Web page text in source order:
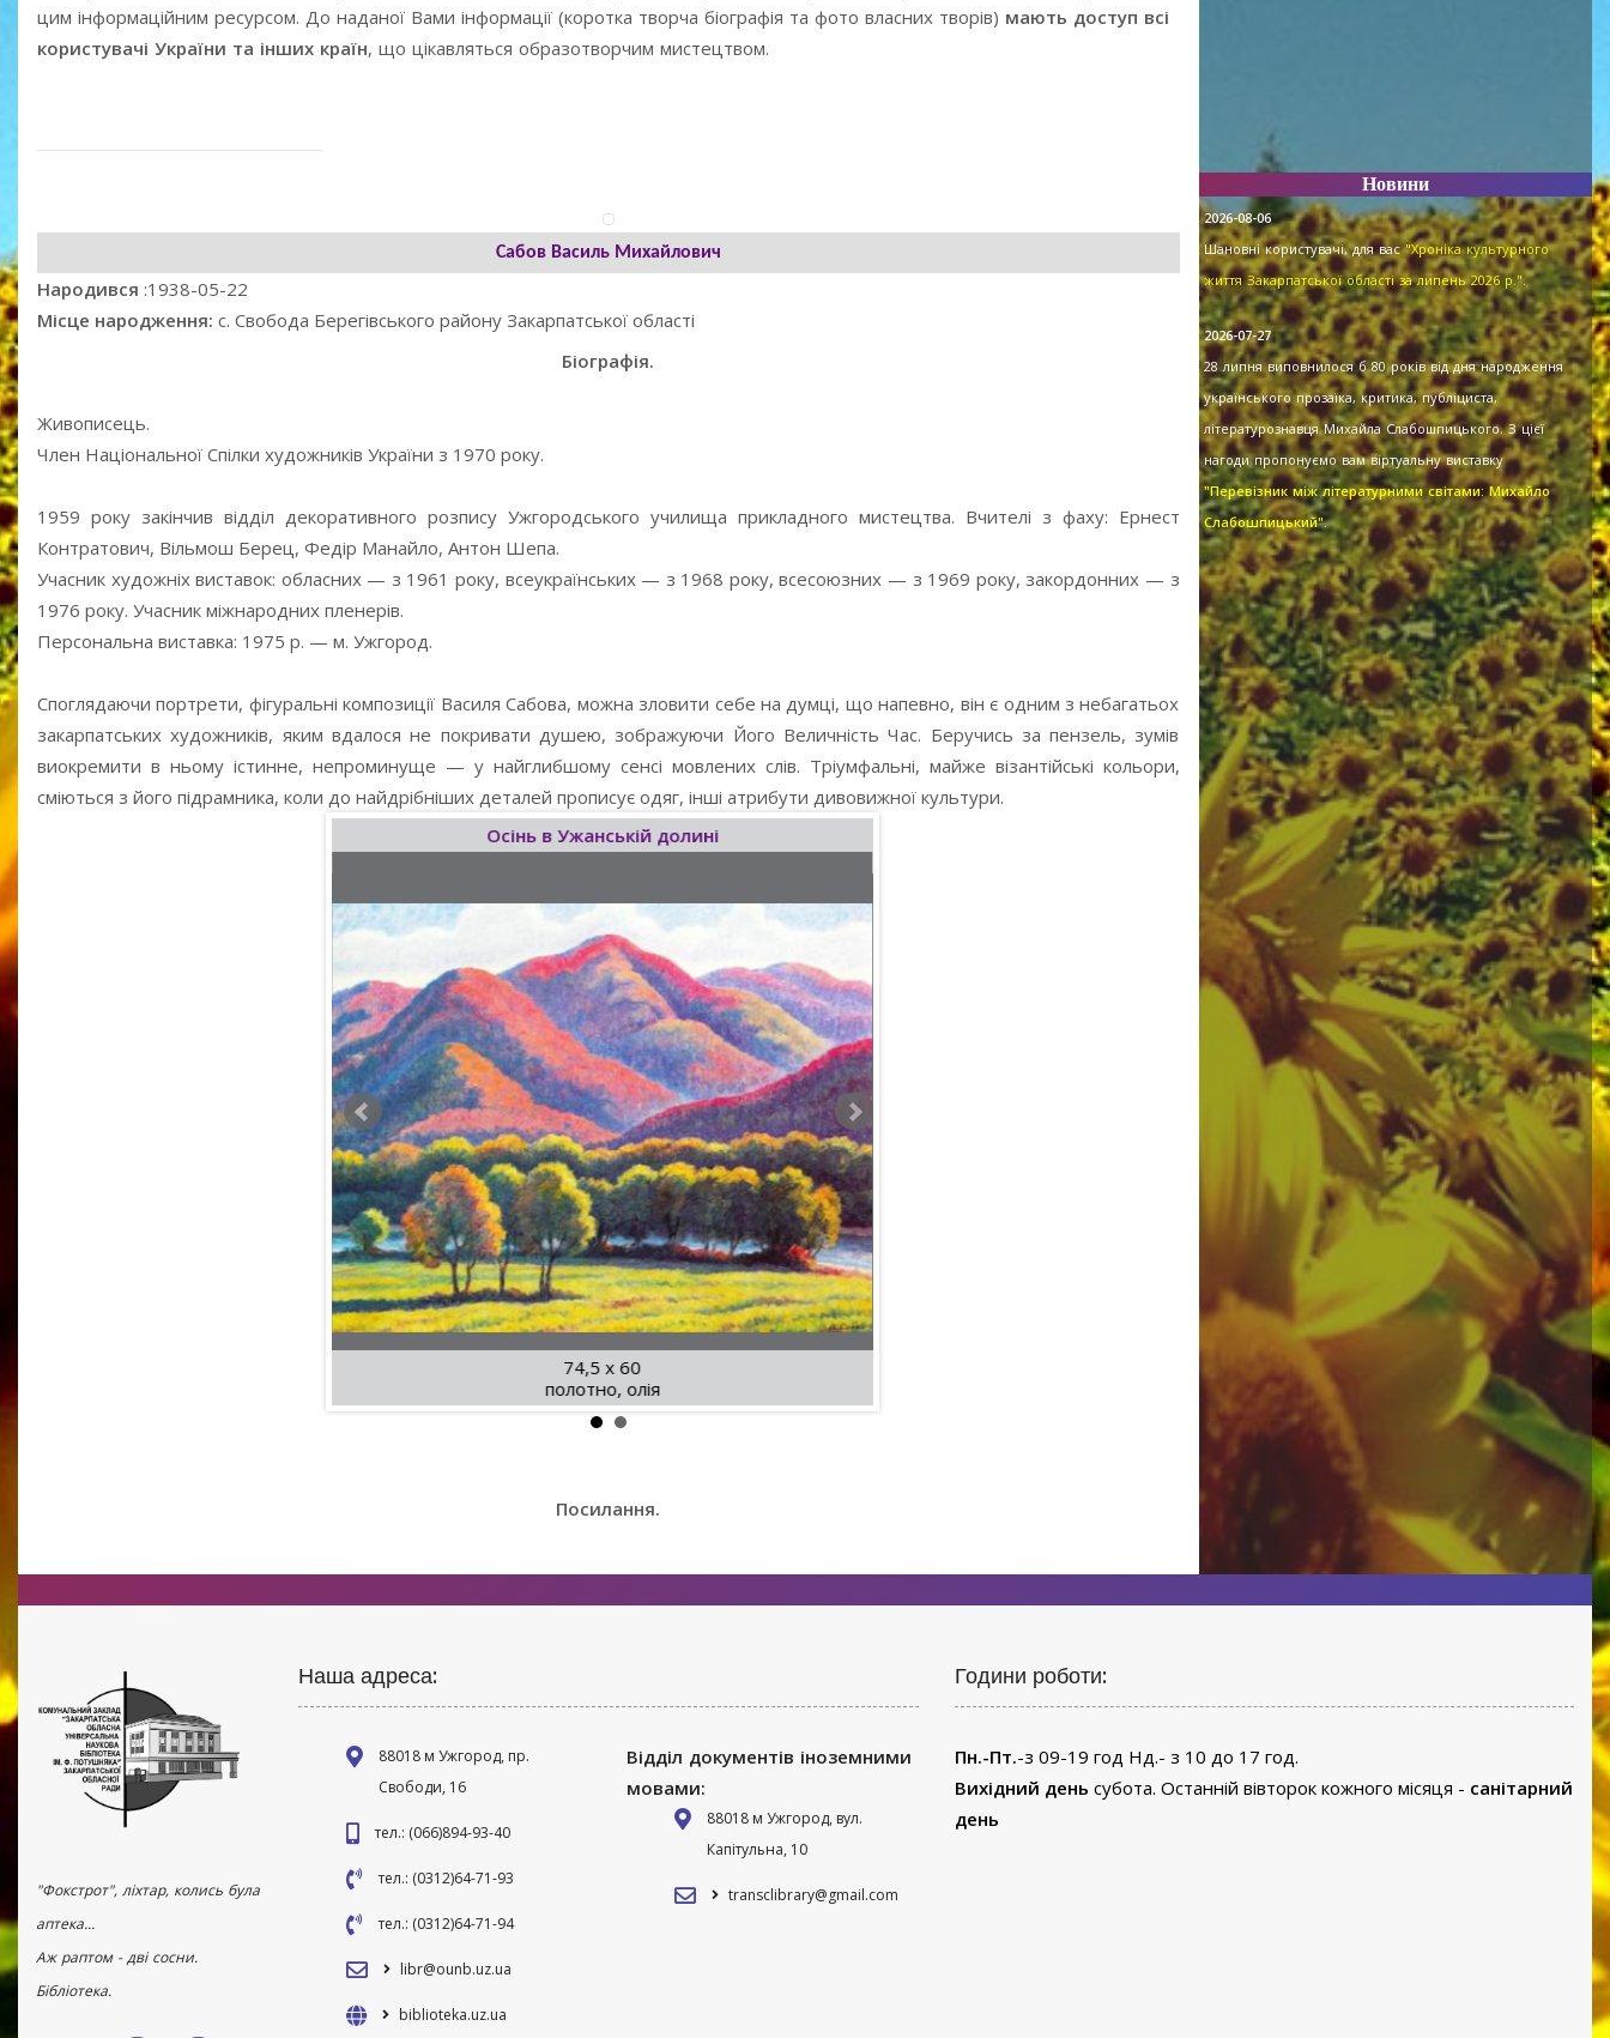
цим інформаційним ресурсом. До наданої Вами інформації (коротка творча біографія та фото власних творів) мають доступ всі
користувачі України та інших країн, що цікавляться образотворчим мистецтвом.
Сабов Василь Михайлович
Народився :1938-05-22
Місце народження: с. Свобода Берегівського району Закарпатської області
Біографія.
Живописець.
Член Національної Спілки художників України з 1970 року.
1959 року закінчив відділ декоративного розпису Ужгородського училища прикладного мистецтва. Вчителі з фаху: Ернест
Контратович, Вільмош Берец, Федір Манайло, Антон Шепа.
Учасник художніх виставок: обласних — з 1961 року, всеукраїнських — з 1968 року, всесоюзних — з 1969 року, закордонних — з
1976 року. Учасник міжнародних пленерів.
Персональна виставка: 1975 р. — м. Ужгород.
Споглядаючи портрети, фігуральні композиції Василя Сабова, можна зловити себе на думці, що напевно, він є одним з небагатьох
закарпатських художників, яким вдалося не покривати душею, зображуючи Його Величність Час. Беручись за пензель, зумів
виокремити в ньому істинне, непроминуще — у найглибшому сенсі мовлених слів. Тріумфальні, майже візантійські кольори,
сміються з його підрамника, коли до найдрібніших деталей прописує одяг, інші атрибути дивовижної культури.
полотно, олія
Осінь в Ужанській долині
74,5 x 60
полотно, олія
Посилання.
Новини
2026-08-06
Шановні користувачі, для вас"Хроніка культурного
життя Закарпатської області за липень 2026 р.".
2026-07-27
28 липня виповнилося б 80 років від дня народження
українського прозаїка, критика, публіциста,
літературознавця Михайла Слабошпицького. З цієї
нагоди пропонуємо вам віртуальну виставку
"Перевізник між літературними світами: Михайло
Слабошпицький".
"Фокстрот", ліхтар, колись була
аптека...
Аж раптом - дві сосни.
Бібліотека.
Наша адреса:
88018 м Ужгород, пр.
Свободи, 16
тел.: (066)894-93-40
тел.: (0312)64-71-93
тел.: (0312)64-71-94
libr@ounb.uz.ua
biblioteka.uz.ua
Відділ документів іноземними
мовами:
88018 м Ужгород, вул.
Капітульна, 10
transclibrary@gmail.com
Години роботи:
Пн.-Пт.-з 09-19 год Нд.- з 10 до 17 год.
Вихідний день субота. Останній вівторок кожного місяця - санітарний
день